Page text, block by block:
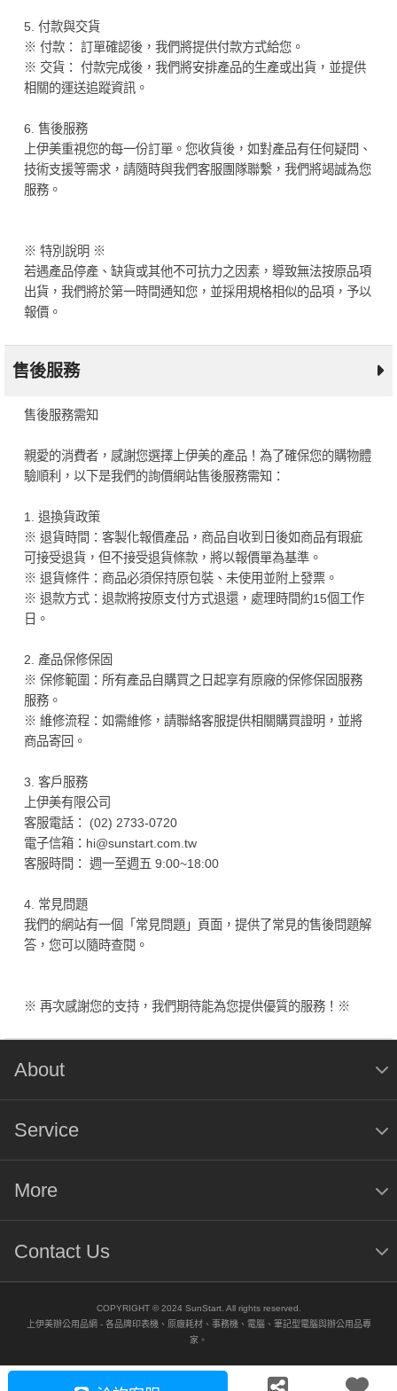
5. 付款與交貨
※ 付款： 訂單確認後，我們將提供付款方式給您。
※ 交貨： 付款完成後，我們將安排產品的生產或出貨，並提供
相關的運送追蹤資訊。
6. 售後服務
上伊美重視您的每一份訂單。您收貨後，如對產品有任何疑問、
技術支援等需求，請隨時與我們客服團隊聯繫，我們將竭誠為您
服務。
※ 特別說明 ※
若遇產品停產、缺貨或其他不可抗力之因素，導致無法按原品項
出貨，我們將於第一時間通知您，並採用規格相似的品項，予以
報價。
售後服務
售後服務需知
親愛的消費者，感謝您選擇上伊美的產品！為了確保您的購物體
驗順利，以下是我們的詢價網站售後服務需知：
1. 退換貨政策
※ 退貨時間：客製化報價產品，商品自收到日後如商品有瑕疵
可接受退貨，但不接受退貨條款，將以報價單為基準。
※ 退貨條件：商品必須保持原包裝、未使用並附上發票。
※ 退款方式：退款將按原支付方式退還，處理時間約15個工作
日。
2. 產品保修保固
※ 保修範圍：所有產品自購買之日起享有原廠的保修保固服務
服務。
※ 維修流程：如需維修，請聯絡客服提供相關購買證明，並將
商品寄回。
3. 客戶服務
上伊美有限公司
客服電話： (02) 2733-0720
電子信箱：hi@sunstart.com.tw
客服時間： 週一至週五 9:00~18:00
4. 常見問題
我們的網站有一個「常見問題」頁面，提供了常見的售後問題解
答，您可以隨時查閱。
※ 再次感謝您的支持，我們期待能為您提供優質的服務！※
About
Service
More
Contact Us
COPYRIGHT © 2024 SunStart. All rights reserved.
上伊美辦公用品網 - 各品牌印表機、原廠耗材、事務機、電腦、筆記型電腦與辦公用品專
家。